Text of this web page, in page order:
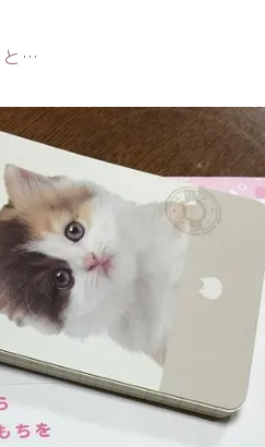
と…